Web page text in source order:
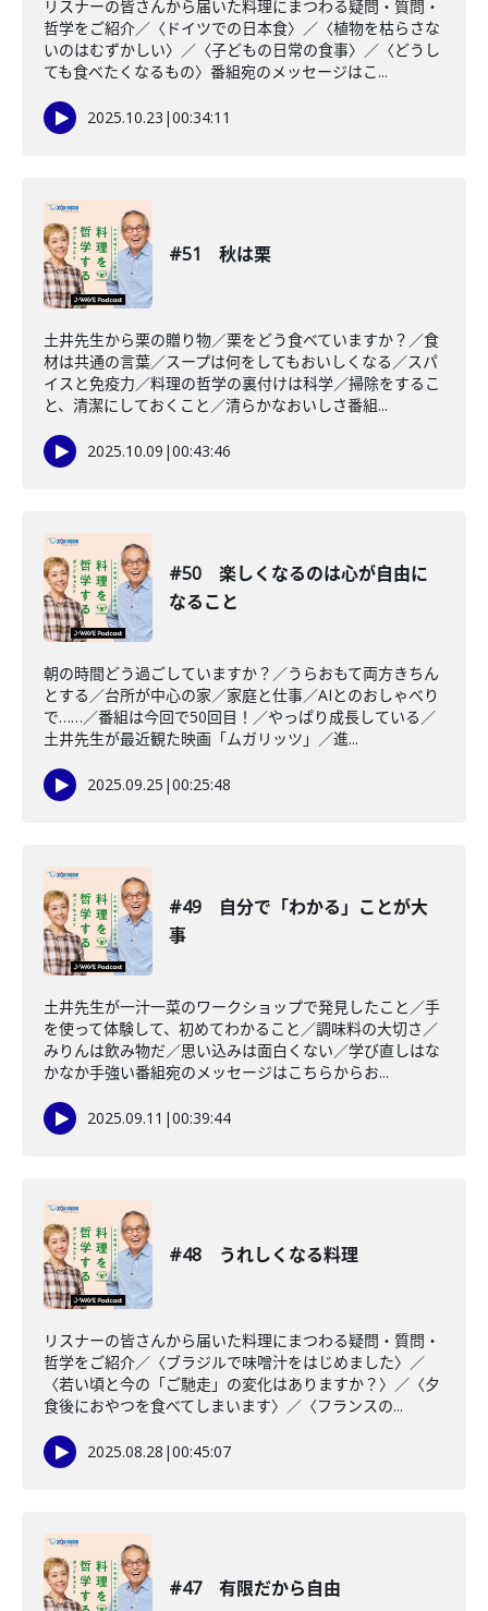
リスナーの皆さんから届いた料理にまつわる疑問・質問・
哲学をご紹介／〈ドイツでの日本食〉／〈植物を枯らさな
いのはむずかしい〉／〈子どもの日常の食事〉／〈どうし
ても食べたくなるもの〉番組宛のメッセージはこ...
2025.10.23 |00:34:11
#51 秋は栗
土井先生から栗の贈り物／栗をどう食べていますか？／食
材は共通の言葉／スープは何をしてもおいしくなる／スパ
イスと免疫力／料理の哲学の裏付けは科学／掃除をするこ
と、清潔にしておくこと／清らかなおいしさ番組...
2025.10.09 |00:43:46
#50 楽しくなるのは心が自由に
なること
朝の時間どう過ごしていますか？／うらおもて両方きちん
とする／台所が中心の家／家庭と仕事／AIとのおしゃべり
で……／番組は今回で50回目！／やっぱり成長している／
土井先生が最近観た映画「ムガリッツ」／進...
2025.09.25 |00:25:48
#49 自分で「わかる」ことが大
事
土井先生が一汁一菜のワークショップで発見したこと／手
を使って体験して、初めてわかること／調味料の大切さ／
みりんは飲み物だ／思い込みは面白くない／学び直しはな
かなか手強い番組宛のメッセージはこちらからお...
2025.09.11 |00:39:44
#48 うれしくなる料理
リスナーの皆さんから届いた料理にまつわる疑問・質問・
哲学をご紹介／〈ブラジルで味噌汁をはじめました〉／
〈若い頃と今の「ご馳走」の変化はありますか？〉／〈夕
食後におやつを食べてしまいます〉／〈フランスの...
2025.08.28 |00:45:07
#47 有限だから自由